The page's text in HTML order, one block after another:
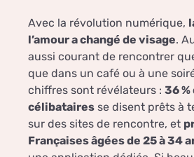
Avec la révolution numérique,
l’amour a changé de visage.
aussi courant de rencontrer
que dans un café ou à une
chiffres sont révélateurs : 36
célibataires se disent prêts à
sur des sites de rencontre, et
Françaises âgées de 25 à 34